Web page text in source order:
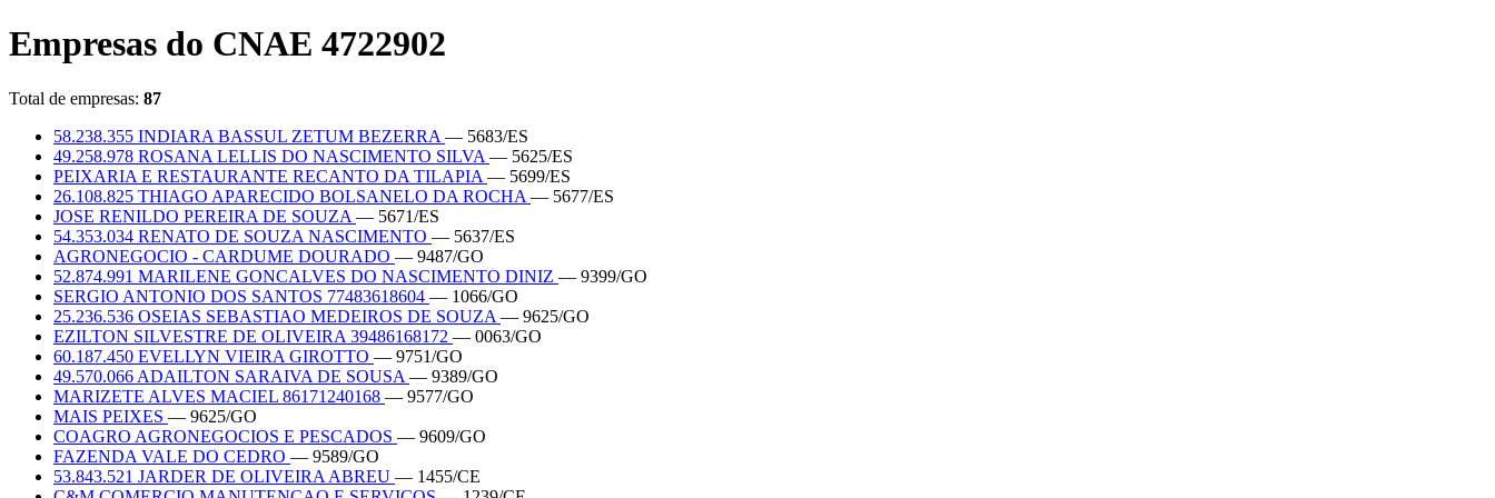
Empresas do CNAE 4722902
Total de empresas: 87
58.238.355 INDIARA BASSUL ZETUM BEZERRA — 5683/ES
49.258.978 ROSANA LELLIS DO NASCIMENTO SILVA — 5625/ES
PEIXARIA E RESTAURANTE RECANTO DA TILAPIA — 5699/ES
26.108.825 THIAGO APARECIDO BOLSANELO DA ROCHA — 5677/ES
JOSE RENILDO PEREIRA DE SOUZA — 5671/ES
54.353.034 RENATO DE SOUZA NASCIMENTO — 5637/ES
AGRONEGOCIO - CARDUME DOURADO — 9487/GO
52.874.991 MARILENE GONCALVES DO NASCIMENTO DINIZ — 9399/GO
SERGIO ANTONIO DOS SANTOS 77483618604 — 1066/GO
25.236.536 OSEIAS SEBASTIAO MEDEIROS DE SOUZA — 9625/GO
EZILTON SILVESTRE DE OLIVEIRA 39486168172 — 0063/GO
60.187.450 EVELLYN VIEIRA GIROTTO — 9751/GO
49.570.066 ADAILTON SARAIVA DE SOUSA — 9389/GO
MARIZETE ALVES MACIEL 86171240168 — 9577/GO
MAIS PEIXES — 9625/GO
COAGRO AGRONEGOCIOS E PESCADOS — 9609/GO
FAZENDA VALE DO CEDRO — 9589/GO
53.843.521 JARDER DE OLIVEIRA ABREU — 1455/CE